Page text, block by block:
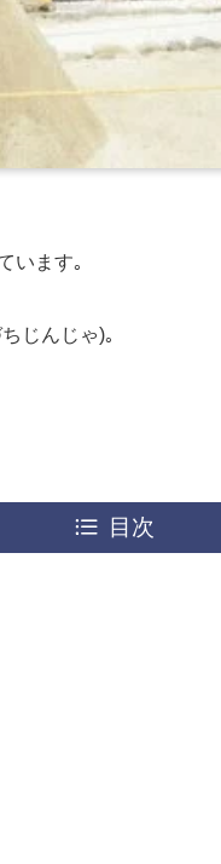
います｡
じんじゃ)｡
目次